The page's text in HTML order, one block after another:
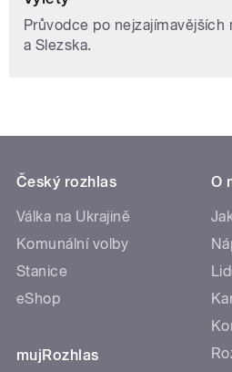
Průvodce po
a Slezska.
Český rozhlas
Válka na Ukrajině
Komunální volby
Stanice
eShop
mujRozhlas
O